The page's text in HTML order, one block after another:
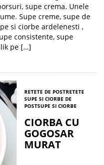
supe crema. Unele
Supe creme, supe de
si ciorbe ardelenesti ,
consistente, supe
pe […]
RETETE DE POSTRETETE
SUPE SI CIORBE DE
POSTSUPE SI CIORBE
CIORBA CU
GOGOSAR
MURAT